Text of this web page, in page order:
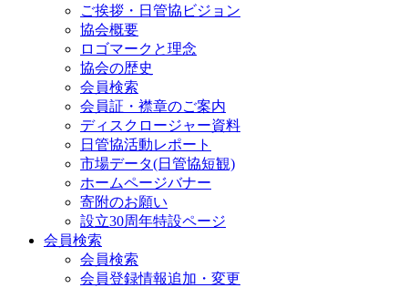
ご挨拶・日管協ビジョン
協会概要
ロゴマークと理念
協会の歴史
会員検索
会員証・襟章のご案内
ディスクロージャー資料
日管協活動レポート
市場データ(日管協短観)
ホームページバナー
寄附のお願い
設立30周年特設ページ
会員検索
会員検索
会員登録情報追加・変更